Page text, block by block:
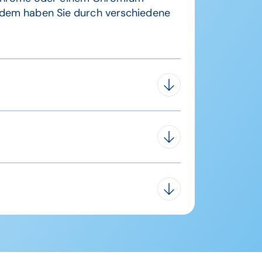
haben Sie durch verschiedene